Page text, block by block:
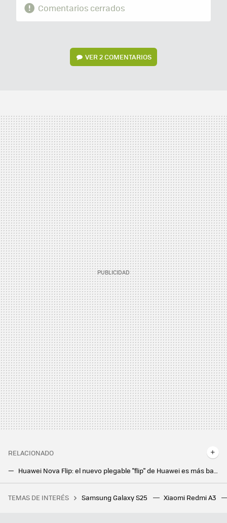
Comentarios cerrados
VER2 COMENTARIOS
RELACIONADO
Huawei Nova Flip: el nuevo plegable "flip" de Huawei es más barato y tiene una pantalla externa más grande
Vivo V40 Pro, un nuevo órdago a la fotografía con el sello inconfundible de ZEISS
De trader algorítmico a revolucionar la IA. Esta es la historia de Liang Wenfeng, el fundador de DeepSeek
TEMAS DE INTERÉS Samsung Galaxy S25 Xiaomi Redmi A3